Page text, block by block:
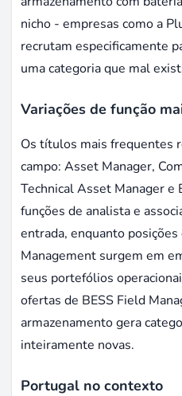
nicho - empresas como a
recrutam especificamente
uma categoria que mal
Variações de função
Os títulos mais frequentes
campo: Asset Manager,
Technical Asset Manager e
funções de analista e
entrada, enquanto
Management surgem em
seus portefólios
ofertas de BESS Field
armazenamento gera
inteiramente novas.
Portugal no contexto